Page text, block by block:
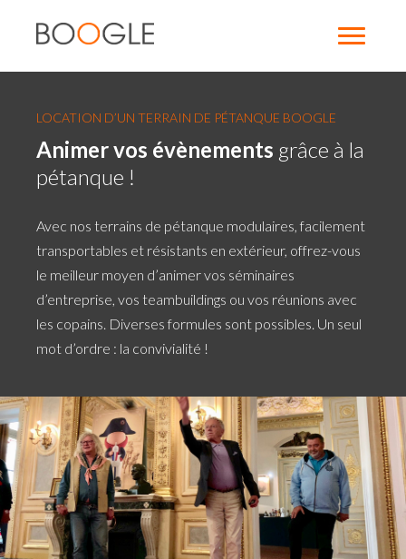
Photo
d'illustration
LOCATION D’UN TERRAIN DE PÉTANQUE BOOGLE
Animer vos évènements grâce à la
pétanque !
Avec nos terrains de pétanque modulaires, facilement
transportables et résistants en extérieur, offrez-vous
le meilleur moyen d’animer vos séminaires
d’entreprise, vos teambuildings ou vos réunions avec
les copains. Diverses formules sont possibles. Un seul
mot d’ordre : la convivialité !